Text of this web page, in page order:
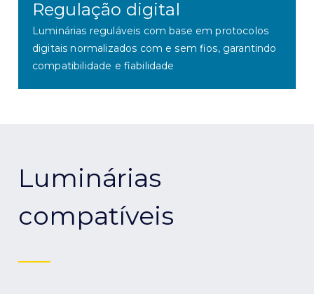
Regulação digital
Luminárias reguláveis com base em protocolos
digitais normalizados com e sem fios, garantindo
compatibilidade e fiabilidade
Luminárias
compatíveis